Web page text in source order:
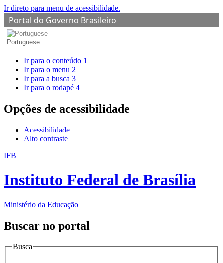
Ir direto para menu de acessibilidade.
Portal do Governo Brasileiro
Portuguese
Ir para o conteúdo 1
Ir para o menu 2
Ir para a busca 3
Ir para o rodapé 4
Opções de acessibilidade
Acessibilidade
Alto contraste
IFB
Instituto Federal de Brasília
Ministério da Educação
Buscar no portal
Busca